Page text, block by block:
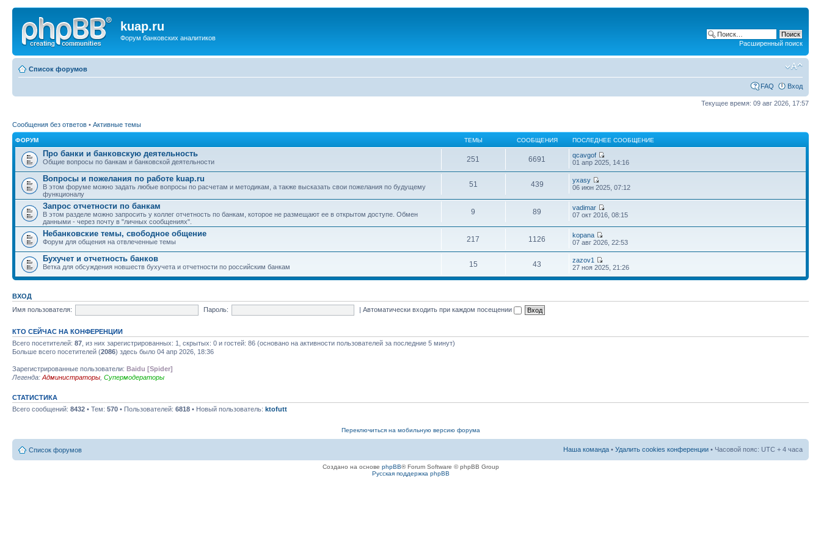
kuap.ru
Форум банковских аналитиков
Расширенный поиск
Список форумов
FAQ Вход
Текущее время: 09 авг 2026, 17:57
Сообщения без ответов • Активные темы
ФОРУМ ТЕМЫ СООБЩЕНИЯ ПОСЛЕДНЕЕ СООБЩЕНИЕ
Про банки и банковскую деятельность
Общие вопросы по банкам и банковской деятельности 251 6691
qcavgof
01 апр 2025, 14:16
Вопросы и пожелания по работе kuap.ru
В этом форуме можно задать любые вопросы по расчетам и методикам, а также высказать свои пожелания по будущему
функционалу
51 439
yxasy
06 июн 2025, 07:12
Запрос отчетности по банкам
В этом разделе можно запросить у коллег отчетность по банкам, которое не размещают ее в открытом доступе. Обмен
данными - через почту в "личных сообщениях".
9 89
vadimar
07 окт 2016, 08:15
Небанковские темы, свободное общение
Форум для общения на отвлеченные темы 217 1126
kopana
07 авг 2026, 22:53
Бухучет и отчетность банков
Ветка для обсуждения новшеств бухучета и отчетности по российским банкам 15 43
zazov1
27 ноя 2025, 21:26
ВХОД
Имя пользователя:
Пароль: |Автоматически входить при каждом посещении
КТО СЕЙЧАС НА КОНФЕРЕНЦИИ
Всего посетителей: 87 , из них зарегистрированных: 1, скрытых: 0 и гостей: 86 (основано на активности пользователей за последние 5 минут)
Больше всего посетителей (2086) здесь было 04 апр 2026, 18:36
Зарегистрированные пользователи: Baidu [Spider]
Легенда: Администраторы Супермодераторы
СТАТИСТИКА
Всего сообщений: 8432 • Тем: 570 • Пользователей: 6818 • Новый пользователь: ktofutt
Переключиться на мобильную версию форума
Список форумов Наша команда • Удалить cookies конференции • Часовой пояс: UTC + 4 часа
Создано на основе phpBB® Forum Software © phpBB Group
Русская поддержка phpBB